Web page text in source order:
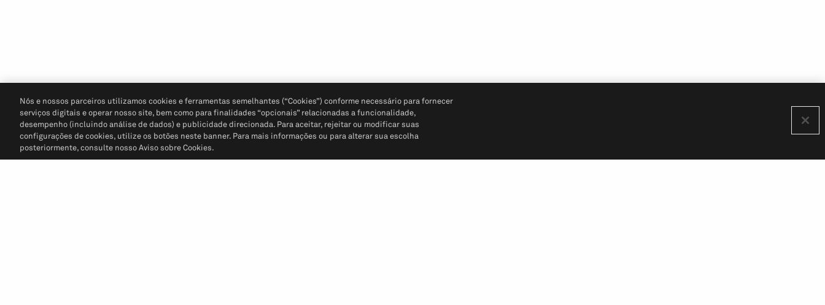
Nós e nossos parceiros utilizamos cookies e ferramentas semelhantes (“Cookies”) conforme necessário para fornecer
serviços digitais e operar nosso site, bem como para finalidades “opcionais” relacionadas a funcionalidade,
desempenho (incluindo análise de dados) e publicidade direcionada. Para aceitar, rejeitar ou modificar suas
configurações de cookies, utilize os botões neste banner. Para mais informações ou para alterar sua escolha
posteriormente, consulte nosso Aviso sobre Cookies.